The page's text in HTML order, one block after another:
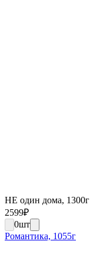
НЕ один дома, 1300г
2599₽
0шт
Романтика, 1055г